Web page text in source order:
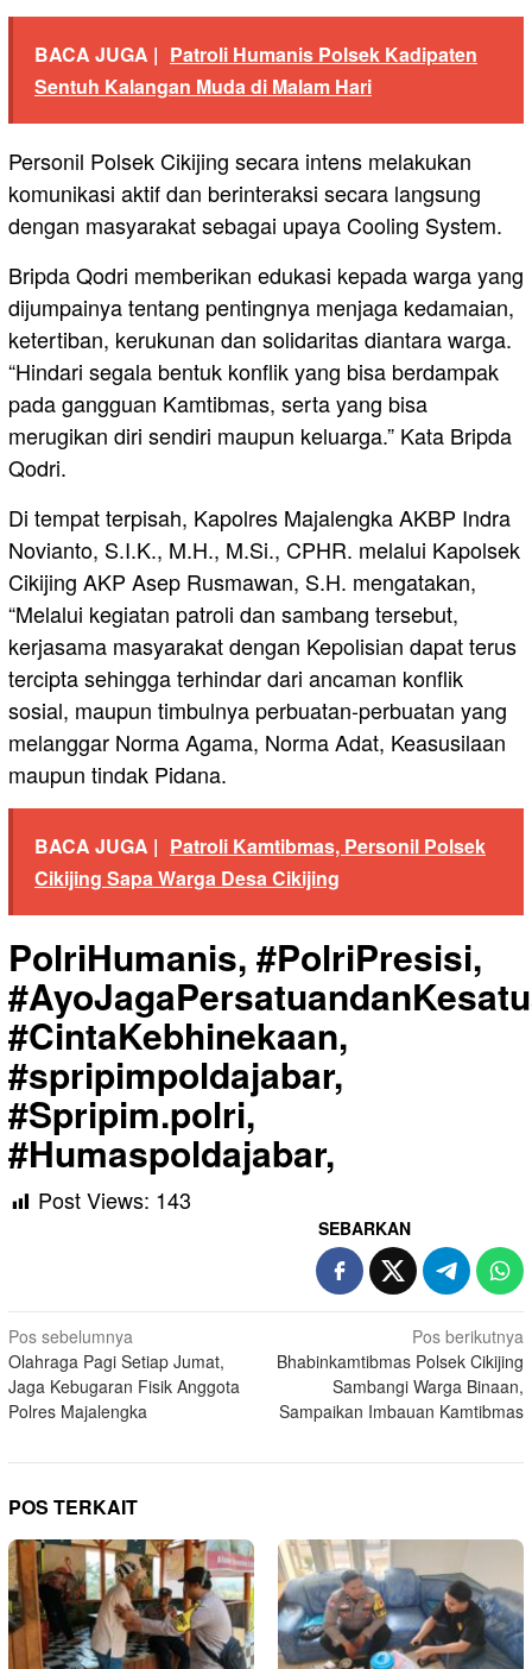
BACA JUGA | Patroli Humanis Polsek Kadipaten
Sentuh Kalangan Muda di Malam Hari
Personil Polsek Cikijing secara intens melakukan
komunikasi aktif dan berinteraksi secara langsung
dengan masyarakat sebagai upaya Cooling System.
Bripda Qodri memberikan edukasi kepada warga yang
dijumpainya tentang pentingnya menjaga kedamaian,
ketertiban, kerukunan dan solidaritas diantara warga.
“Hindari segala bentuk konflik yang bisa berdampak
pada gangguan Kamtibmas, serta yang bisa
merugikan diri sendiri maupun keluarga.” Kata Bripda
Qodri.
Di tempat terpisah, Kapolres Majalengka AKBP Indra
Novianto, S.I.K., M.H., M.Si., CPHR. melalui Kapolsek
Cikijing AKP Asep Rusmawan, S.H. mengatakan,
“Melalui kegiatan patroli dan sambang tersebut,
kerjasama masyarakat dengan Kepolisian dapat terus
tercipta sehingga terhindar dari ancaman konflik
sosial, maupun timbulnya perbuatan-perbuatan yang
melanggar Norma Agama, Norma Adat, Keasusilaan
maupun tindak Pidana.
BACA JUGA | Patroli Kamtibmas, Personil Polsek
Cikijing Sapa Warga Desa Cikijing
PolriHumanis, #PolriPresisi,
#CintaKebhinekaan,
#spripimpoldajabar,
#Spripim.polri,
#Humaspoldajabar,
Post Views: 143
SEBARKAN
Navigasi
pos
Pos sebelumnya
Olahraga Pagi Setiap Jumat,
Jaga Kebugaran Fisik Anggota
Polres Majalengka
Pos berikutnya
Bhabinkamtibmas Polsek Cikijing
Sambangi Warga Binaan,
Sampaikan Imbauan Kamtibmas
POS TERKAIT